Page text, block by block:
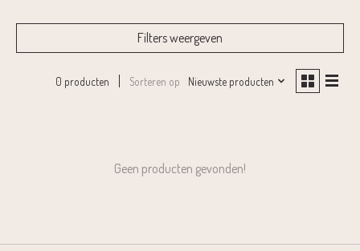
Filters weergeven
0 producten Sorteren op Nieuwste producten
Geen producten gevonden!